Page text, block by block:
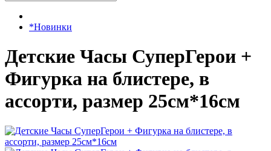
*Новинки
Детские Часы СуперГерои +
Фигурка на блистере, в
ассорти, размер 25см*16см